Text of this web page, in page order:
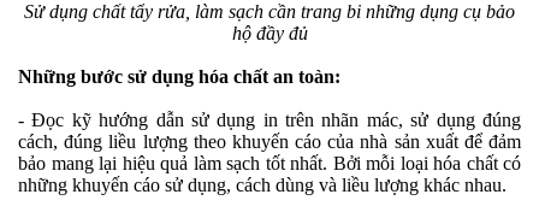
Sử dụng chất tẩy rửa, làm sạch cần trang bi những dụng cụ bảo
hộ đầy đủ
Những bước sử dụng hóa chất an toàn:
- Đọc kỹ hướng dẫn sử dụng in trên nhãn mác, sử dụng đúng
cách, đúng liều lượng theo khuyến cáo của nhà sản xuất để đảm
bảo mang lại hiệu quả làm sạch tốt nhất. Bởi mỗi loại hóa chất có
những khuyến cáo sử dụng, cách dùng và liều lượng khác nhau.